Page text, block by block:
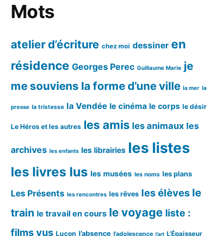
Mots
atelier d’écriture chez moi dessiner en
résidence Georges Perec Guillaume Marie je
me souviens la forme d’une ville la mer la
presse la tristesse la Vendée le cinéma le corps le désir
Le Héros et les autres les amis les animaux les
archives les enfants les librairies les listes
les livres lus les musées les noms les plans
Les Présents les rencontres les rêves les élèves le
train le travail en cours le voyage liste :
films vus Luçon l’absence l’adolescence l’art L’Épaisseur